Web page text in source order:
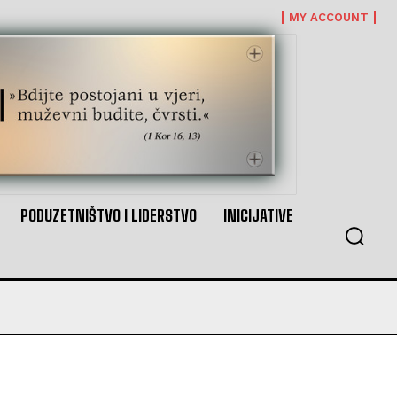
MY ACCOUNT
PODUZETNIŠTVO I LIDERSTVO INICIJATIVE